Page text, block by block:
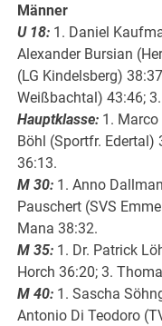
Männer
U 18: 1. Daniel
Alexander Bursian
(LG Kindelsberg)
Weißbachtal) 43:46;
Hauptklasse: 1. Marco
Böhl (Sportfr. Edertal)
36:13.
M 30: 1. Anno
Pauschert (SVS
Mana 38:32.
M 35: 1. Dr. Patrick
Horch 36:20; 3.
M 40: 1. Sascha
Antonio Di Teodoro